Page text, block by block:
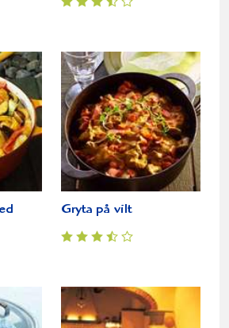
Gryta på vilt